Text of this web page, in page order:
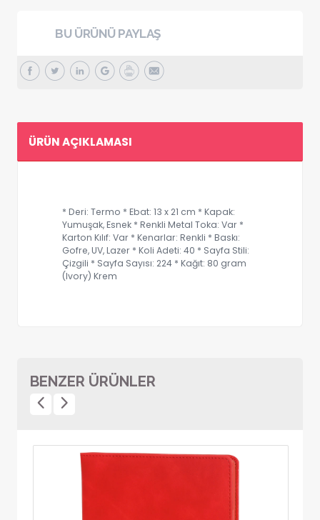
BU ÜRÜNÜ PAYLAŞ
ÜRÜN AÇIKLAMASI
* Deri: Termo * Ebat: 13 x 21 cm * Kapak:
Yumuşak, Esnek * Renkli Metal Toka: Var *
Karton Kılıf: Var * Kenarlar: Renkli * Baskı:
Gofre, UV, Lazer * Koli Adeti: 40 * Sayfa Stili:
Çizgili * Sayfa Sayısı: 224 * Kağıt: 80 gram
(Ivory) Krem
BENZER ÜRÜNLER